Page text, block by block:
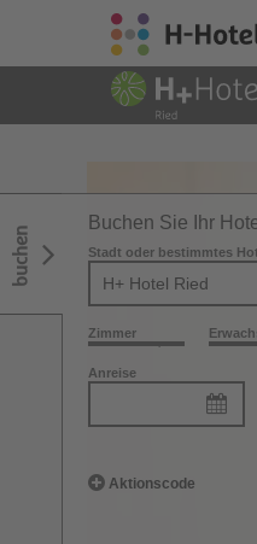
buchen
Buchen Sie Ihr
Stadt oder bestimmtes
Zimmer
Anreise
Aktionscode